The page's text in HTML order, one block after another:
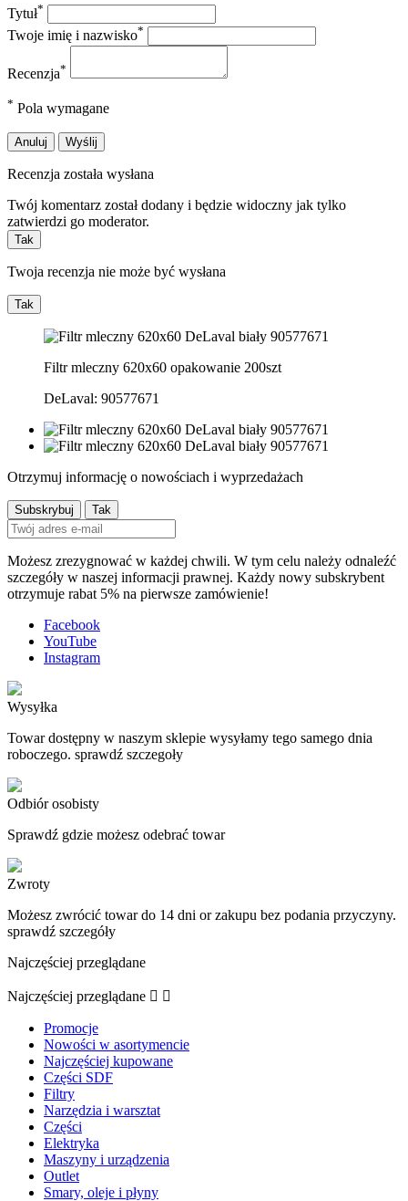
Tytuł*
Twoje imię i nazwisko*
Recenzja*
* Pola wymagane
Anuluj Wyślij
Recenzja została wysłana
Twój komentarz został dodany i będzie widoczny jak tylko
zatwierdzi go moderator.
Tak
Twoja recenzja nie może być wysłana
Tak
Filtr mleczny 620x60 opakowanie 200szt
DeLaval: 90577671
Otrzymuj informację o nowościach i wyprzedażach
Możesz zrezygnować w każdej chwili. W tym celu należy odnaleźć
szczegóły w naszej informacji prawnej. Każdy nowy subskrybent
otrzymuje rabat 5% na pierwsze zamówienie!
Facebook
YouTube
Instagram
Wysyłka
Towar dostępny w naszym sklepie wysyłamy tego samego dnia
roboczego. sprawdź szczegoły
Odbiór osobisty
Sprawdź gdzie możesz odebrać towar
Zwroty
Możesz zwrócić towar do 14 dni or zakupu bez podania przyczyny.
sprawdź szczegóły
Najczęściej przeglądane
Najczęściej przeglądane  
Promocje
Nowości w asortymencie
Najczęściej kupowane
Części SDF
Filtry
Narzędzia i warsztat
Części
Elektryka
Maszyny i urządzenia
Outlet
Smary, oleje i płyny